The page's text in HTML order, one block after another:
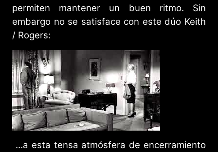
permiten mantener un buen ritmo. Sin
embargo no se satisface con este dúo Keith
/ Rogers:
…a esta tensa atmósfera de encerramiento